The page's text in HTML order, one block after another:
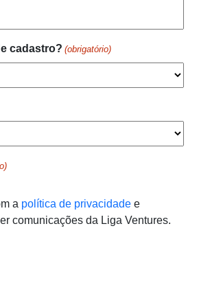
cadastro? (obrigatório)
a política de privacidade e
comunicações da Liga Ventures.